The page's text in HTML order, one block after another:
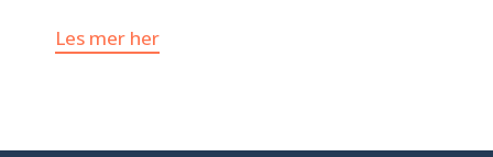
Les mer her